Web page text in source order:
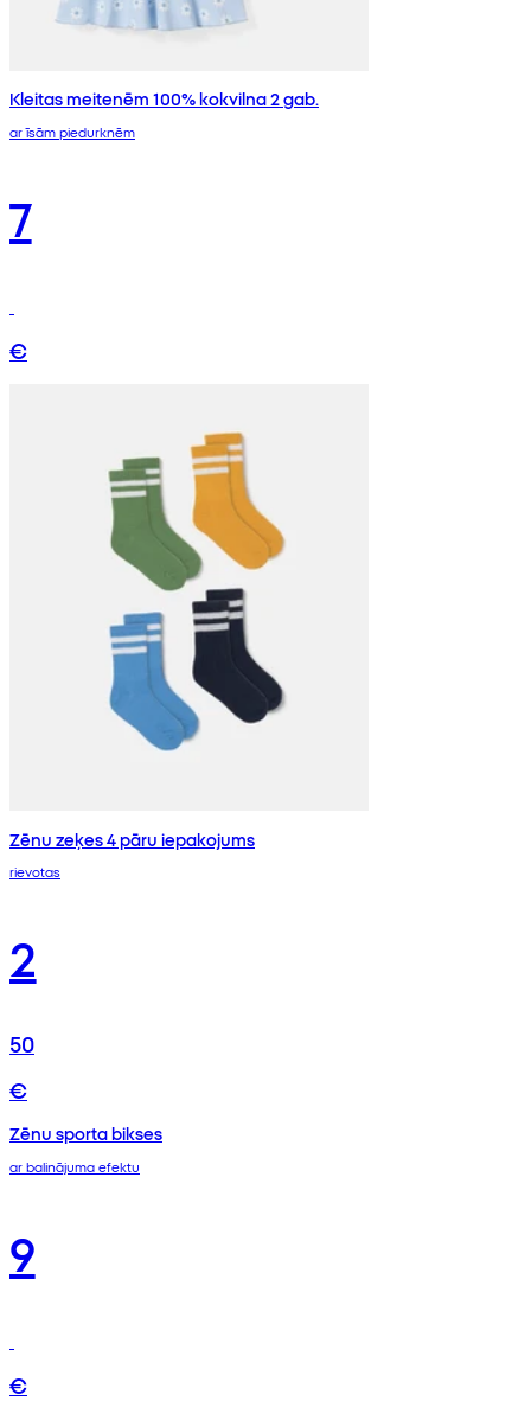
Kleitas meitenēm 100% kokvilna 2 gab.
ar īsām piedurknēm
7
€
Zēnu zeķes 4 pāru iepakojums
rievotas
2
50
€
Zēnu sporta bikses
ar balinājuma efektu
9
€